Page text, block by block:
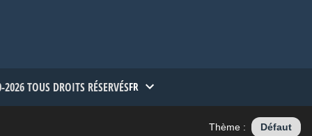
TOUS DROITS RÉSERVÉSFR
Thème : Défaut